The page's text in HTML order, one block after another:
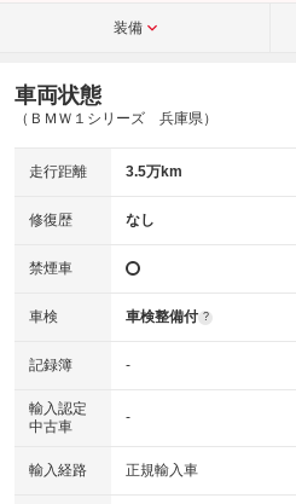
装備
車両状態
（ＢＭＷ１シリーズ 兵庫県）
走行距離 3.5万km
修復歴 なし
禁煙車
車検 車検整備付 ?
記録簿 -
輸入認定
中古車
-
輸入経路 正規輸入車